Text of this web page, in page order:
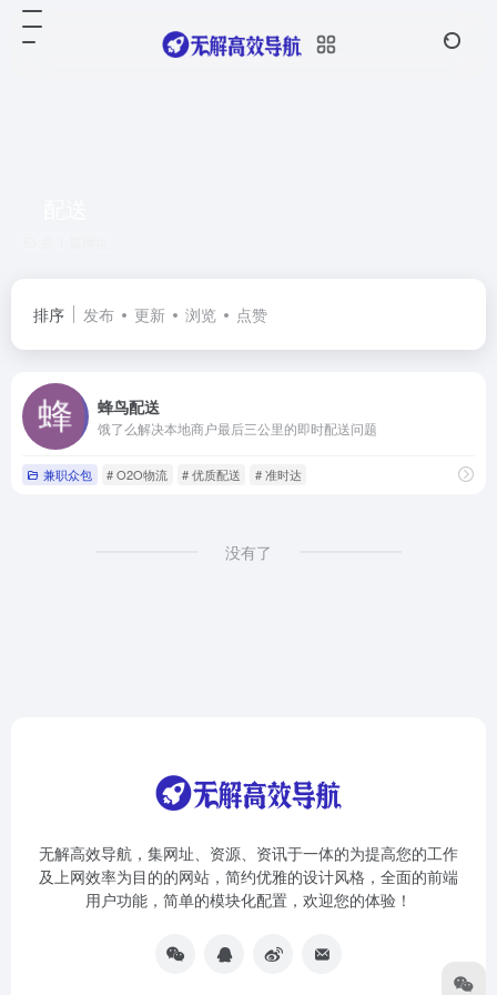
排序 发布 更新 浏览 点赞
蜂鸟配送
饿了么解决本地商户最后三公里的即时配送问题
兼职众包 # O2O物流 # 优质配送 # 准时达
没有了
无解高效导航，集网址、资源、资讯于一体的为提高您的工作
及上网效率为目的的网站，简约优雅的设计风格，全面的前端
用户功能，简单的模块化配置，欢迎您的体验！